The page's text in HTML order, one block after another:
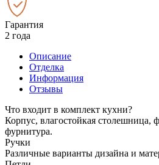
Гарантия
2 года
Описание
Отделка
Информация
Отзывы
Что входит в комплект кухни?
Корпус, влагостойкая столешница,
фурнитура.
Ручки
Различные варианты дизайна и